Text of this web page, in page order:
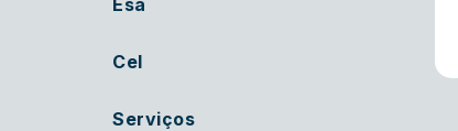
Esa
Cel
Serviços